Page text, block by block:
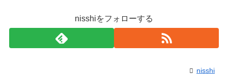
nisshiをフォローする
nisshi